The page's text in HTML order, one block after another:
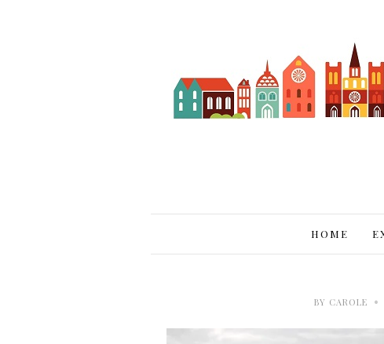
HOME
BY CAROLE •